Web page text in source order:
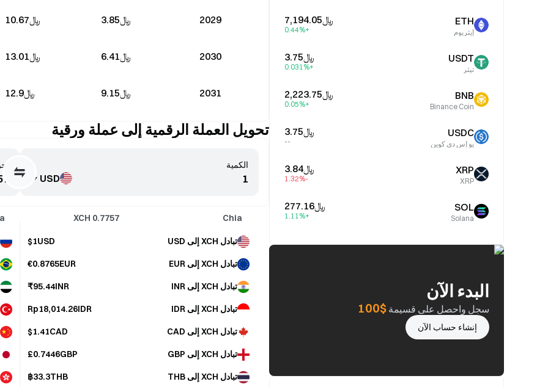
ETH
إيثريوم
﷼‎7,194.05
+0.44%
USDT
تيثر
﷼‎3.75
+0.031%
BNB
Binance Coin
﷼‎2,223.75
+0.05%
USDC
يو إس دي كوين
﷼‎3.75
--
XRP
XRP
﷼‎3.84
-1.32%
SOL
Solana
﷼‎277.16
+1.11%
البدء الآن
سجل واحصل على قسيمة $100
إنشاء حساب الآن
2029 ﷼‎3.85 ﷼‎10.67
2030 ﷼‎6.41 ﷼‎13.01
2031 ﷼‎9.15 ﷼‎12.9
تحويل العملة الرقمية إلى عملة ورقية
الكمية
USD
Chia
0.7757
XCH
تبادل XCH إلى USD $1USD
تبادل XCH إلى EUR €0.8765EUR
تبادل XCH إلى INR ₹95.44INR
تبادل XCH إلى IDR Rp18,014.26IDR
تبادل XCH إلى CAD $1.41CAD
تبادل XCH إلى GBP £0.7446GBP
تبادل XCH إلى THB ฿33.3THB